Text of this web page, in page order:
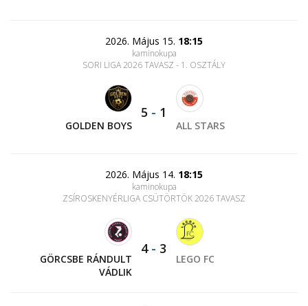
2026. Május 15. 18:15
kaminokupa
SORI LIGA 2026 TAVASZ - 1. OSZTÁLY
GOLDEN BOYS
5 - 1
ALL STARS
2026. Május 14. 18:15
kaminokupa
ZSÍROSKENYÉRLIGA CSÜTÖRTÖK 2026 TAVASZ
GÖRCSBE RÁNDULT
VÁDLIK
4- 3
LEGO FC